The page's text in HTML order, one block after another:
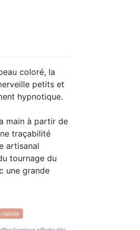
coloré, la
petits et
hypnotique.
main à partir de
traçabilité
artisanal
tournage du
une grande
centre de
Elle fait
rapide